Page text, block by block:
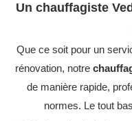
Un chauffagiste
Que ce soit pour un
rénovation, notre
de manière rapide,
normes. Le tout